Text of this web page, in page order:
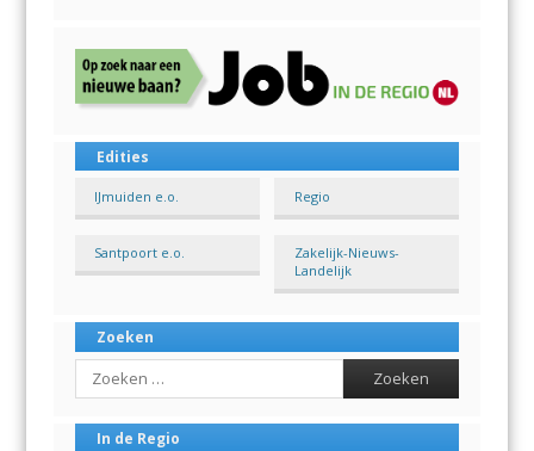
Edities
IJmuiden e.o. Regio
Santpoort e.o.
Zakelijk-Nieuws-
Landelijk
Zoeken
Search
In de Regio